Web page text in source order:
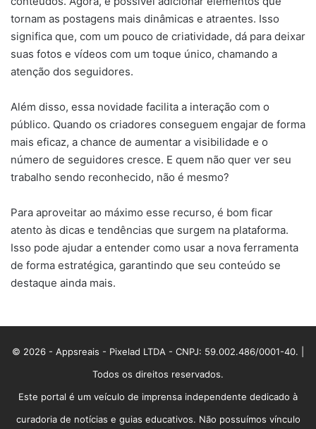
tornam as postagens mais dinâmicas e atraentes. Isso
significa que, com um pouco de criatividade, dá para deixar
suas fotos e vídeos com um toque único, chamando a
atenção dos seguidores.
Além disso, essa novidade facilita a interação com o
público. Quando os criadores conseguem engajar de forma
mais eficaz, a chance de aumentar a visibilidade e o
número de seguidores cresce. E quem não quer ver seu
trabalho sendo reconhecido, não é mesmo?
Para aproveitar ao máximo esse recurso, é bom ficar
atento às dicas e tendências que surgem na plataforma.
Isso pode ajudar a entender como usar a nova ferramenta
de forma estratégica, garantindo que seu conteúdo se
destaque ainda mais.
© 2026 - Appsreais - Pixelad LTDA - CNPJ: 59.002.486/0001-40. |
Todos os direitos reservados.
Este portal é um veículo de imprensa independente dedicado à
curadoria de notícias e guias educativos. Não possuímos vínculo